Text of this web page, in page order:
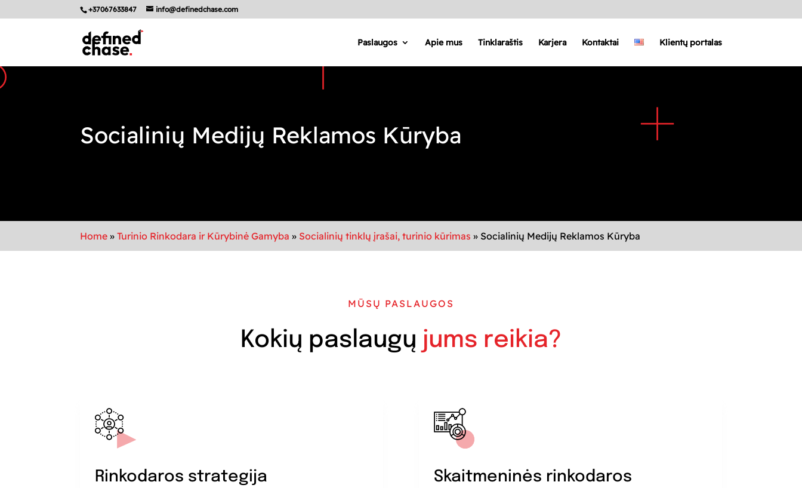
+37067633847 info@definedchase.com
Paslaugos Apie mus Tinklaraštis Karjera Kontaktai Klientų portalas
Socialinių Medijų Reklamos Kūryba
Home »Turinio Rinkodara ir Kūrybinė Gamyba » Socialinių tinklų įrašai, turinio kūrimas » Socialinių Medijų Reklamos Kūryba
MŪSŲ PASLAUGOS
Kokių paslaugų jums reikia?
Rinkodaros strategija
Skaitmeninės rinkodaros